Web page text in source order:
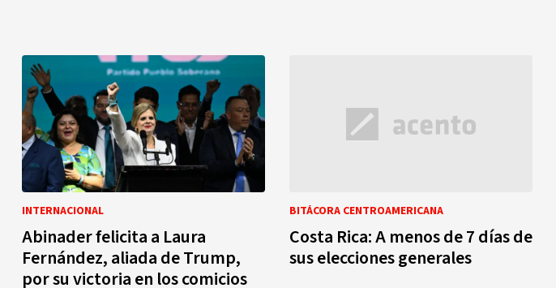
INTERNACIONAL
Abinader felicita a Laura
Fernández, aliada de Trump,
por su victoria en los comicios
BITÁCORA CENTROAMERICANA
Costa Rica: A menos de 7 días de
sus elecciones generales